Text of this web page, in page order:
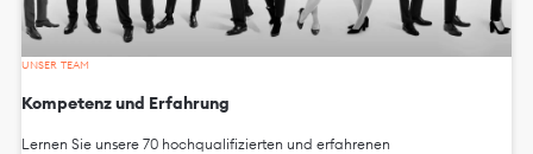
UNSER TEAM
Kompetenz und Erfahrung
Lernen Sie unsere 70 hochqualifizierten und erfahrenen